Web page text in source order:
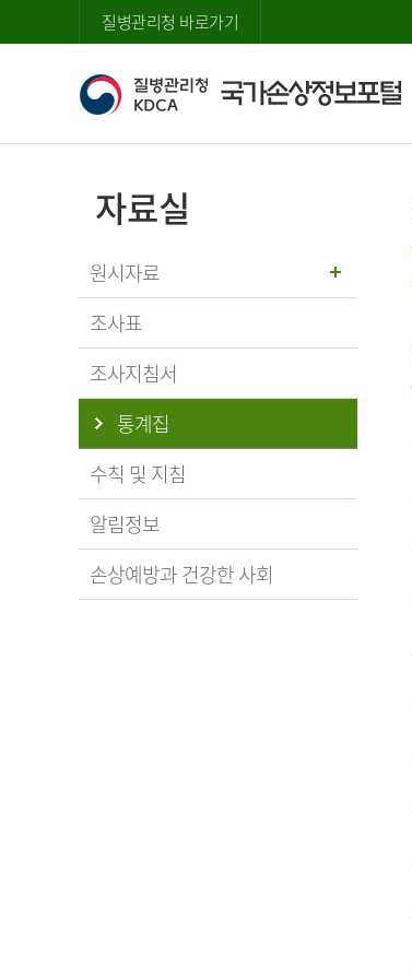
질병관리청 바로가기
자료실
원시자료
조사표
조사지침서
통계집
수칙 및 지침
알림정보
손상예방과 건강한 사회